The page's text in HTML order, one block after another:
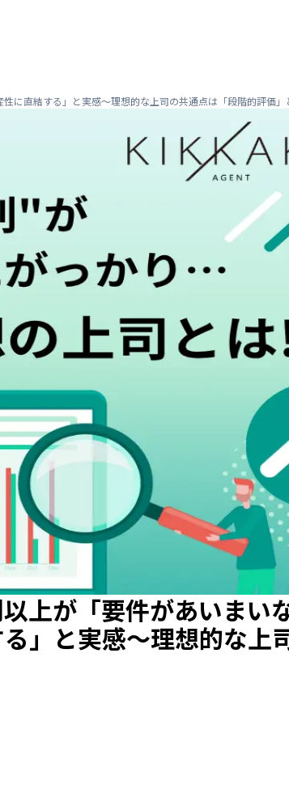
に直結する」と実感〜理想的な上司の共通点は「段階的評価
上が「要件があいまい
」と実感〜理想的な上